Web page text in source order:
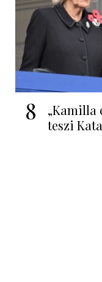
8
„Kamilla
teszi